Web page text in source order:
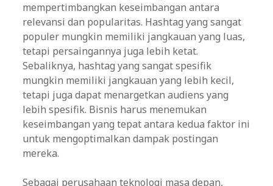
mempertimbangkan keseimbangan antara
relevansi dan popularitas. Hashtag yang sangat
populer mungkin memiliki jangkauan yang luas,
tetapi persaingannya juga lebih ketat.
Sebaliknya, hashtag yang sangat spesifik
mungkin memiliki jangkauan yang lebih kecil,
tetapi juga dapat menargetkan audiens yang
lebih spesifik. Bisnis harus menemukan
keseimbangan yang tepat antara kedua faktor ini
untuk mengoptimalkan dampak postingan
mereka.
Sebagai perusahaan teknologi masa depan,